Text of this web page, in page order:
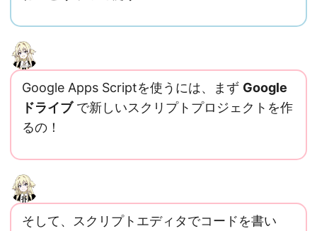
Google Apps Scriptを使うには、まず Google
ドライブで新しいスクリプトプロジェクトを作
るの！
そして、スクリプトエディタでコードを書い